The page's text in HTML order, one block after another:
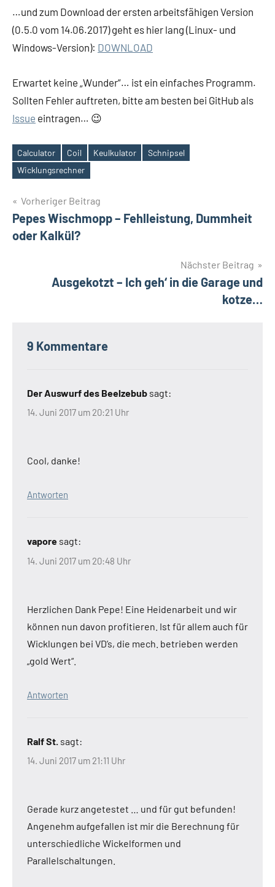
…und zum Download der ersten arbeitsfähigen Version
(0.5.0 vom 14.06.2017) geht es hier lang (Linux- und
Windows-Version): DOWNLOAD
Erwartet keine „Wunder“… ist ein einfaches Programm.
Sollten Fehler auftreten, bitte am besten bei GitHub als
Issue eintragen… 😉
Schlagwörter
Calculator Coil Keulkulator
Schnipsel
Wicklungsrechner
Beitrags-
Navigation
Vorheriger Beitrag
Pepes Wischmopp – Fehlleistung, Dummheit
oder Kalkül?
Nächster Beitrag
Ausgekotzt – Ich geh‘ in die Garage und
kotze…
9 Kommentare
Der Auswurf des Beelzebub sagt:
14. Juni 2017 um 20:21 Uhr
Cool, danke!
Antworten
vapore sagt:
14. Juni 2017 um 20:48 Uhr
Herzlichen Dank Pepe! Eine Heidenarbeit und wir
können nun davon profitieren. Ist für allem auch für
Wicklungen bei VD’s, die mech. betrieben werden
„gold Wert“.
Antworten
Ralf St. sagt:
14. Juni 2017 um 21:11 Uhr
Gerade kurz angetestet … und für gut befunden!
Angenehm aufgefallen ist mir die Berechnung für
unterschiedliche Wickelformen und
Parallelschaltungen.